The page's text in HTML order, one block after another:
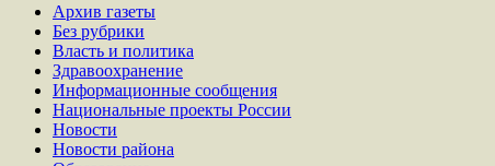
Архив газеты
Без рубрики
Власть и политика
Здравоохранение
Информационные сообщения
Национальные проекты России
Новости
Новости района